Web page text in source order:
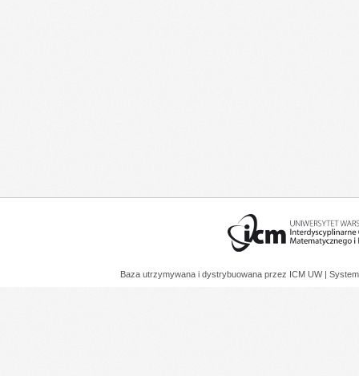
Baza utrzymywana i dystrybuowana przez ICM UW |